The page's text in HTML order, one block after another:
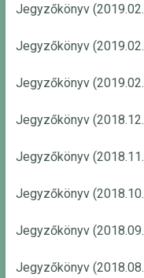
Jegyzőkönyv
Jegyzőkönyv
Jegyzőkönyv
Jegyzőkönyv
Jegyzőkönyv
Jegyzőkönyv
Jegyzőkönyv
Jegyzőkönyv